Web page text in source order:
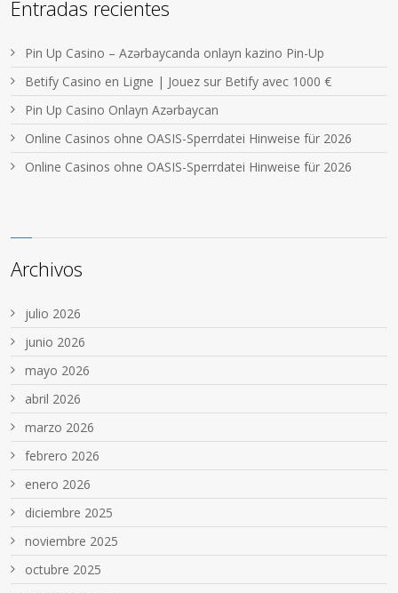
Entradas recientes
Pin Up Casino – Azərbaycanda onlayn kazino Pin-Up
Betify Casino en Ligne | Jouez sur Betify avec 1000 €
Pin Up Casino Onlayn Azərbaycan
Online Casinos ohne OASIS-Sperrdatei Hinweise für 2026
Online Casinos ohne OASIS-Sperrdatei Hinweise für 2026
Archivos
julio 2026
junio 2026
mayo 2026
abril 2026
marzo 2026
febrero 2026
enero 2026
diciembre 2025
noviembre 2025
octubre 2025